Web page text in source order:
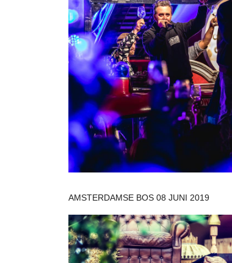
AMSTERDAMSE BOS 08 JUNI 2019